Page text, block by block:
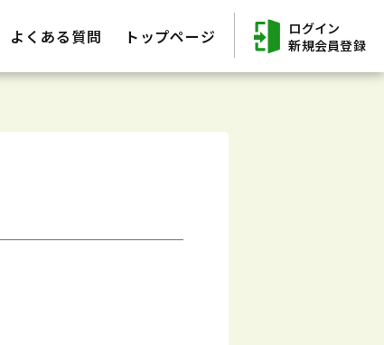
よくある質問 トップページ
ログイン
新規会員登録